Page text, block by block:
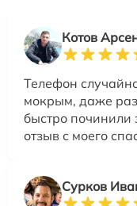
Котов
Телефон
мокрым, даже
быстро починили
отзыв с моего
Сурков